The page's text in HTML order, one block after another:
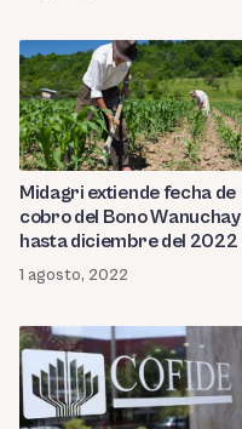
Midagri extiende fecha de
cobro del Bono Wanuchay
hasta diciembre del 2022
1 agosto, 2022